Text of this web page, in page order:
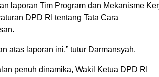
laporan Tim Program dan Mekanisme
DPD RI tentang Tata Cara
atas laporan ini,” tutur Darmansyah.
penuh dinamika, Wakil Ketua DPD RI